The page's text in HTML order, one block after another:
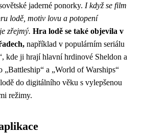
jaderné ponorky. I když se film
lodě, motiv lovu a potopení
zřejmý. Hra lodě se také objevila v
například v populárním seriálu
kde ji hrají hlavní hrdinové Sheldon a
a „World of Warships“
do digitálního věku s vylepšenou
režimy.